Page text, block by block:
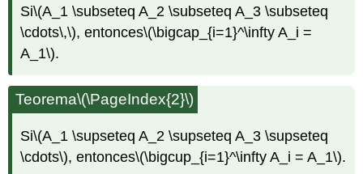
Si\(A_1 \subseteq A_2 \subseteq A_3 \subseteq
\cdots\,\), entonces\(\bigcap_{i=1}^\infty A_i =
A_1\).
Teorema\(\PageIndex{2}\)
Si\(A_1 \supseteq A_2 \supseteq A_3 \supseteq
\cdots\), entonces\(\bigcup_{i=1}^\infty A_i = A_1\).